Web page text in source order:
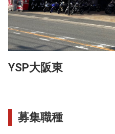
YSP大阪東
募集職種